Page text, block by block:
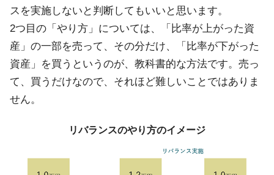
スを実施しないと判断してもいいと思います。
2つ目の「やり方」については、「比率が上がった資
産」の一部を売って、その分だけ、「比率が下がった
資産」を買うというのが、教科書的な方法です。売っ
て、買うだけなので、それほど難しいことではありま
せん。
リバランスのやり方のイメージ